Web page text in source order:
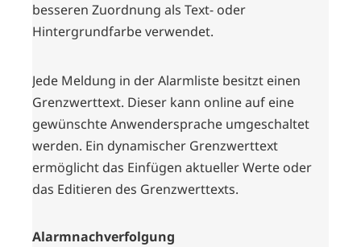
besseren Zuordnung als Text- oder
Hintergrundfarbe verwendet.
Jede Meldung in der Alarmliste besitzt einen
Grenzwerttext. Dieser kann online auf eine
gewünschte Anwendersprache umgeschaltet
werden. Ein dynamischer Grenzwerttext
ermöglicht das Einfügen aktueller Werte oder
das Editieren des Grenzwerttexts.
Alarmnachverfolgung